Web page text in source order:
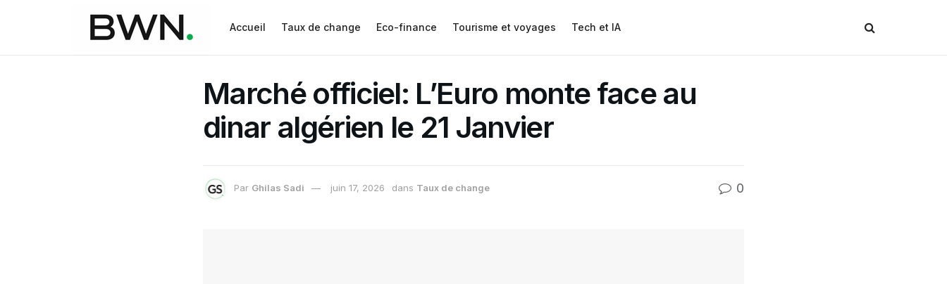
Accueil Taux de change Eco-finance Tourisme et voyages Tech et IA
Marché officiel: L’Euro monte face au
dinar algérien le 21 Janvier
Par Ghilas Sadi juin 17, 2026 dans Taux de change 0